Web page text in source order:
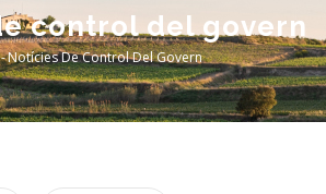
control del govern
-Notícies De Control Del Govern